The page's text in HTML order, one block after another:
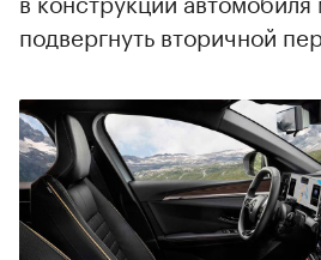
подвергнуть вторичной